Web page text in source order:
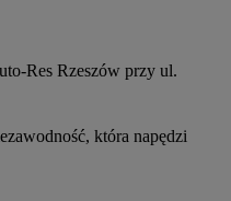
Res Rzeszów przy ul.
która napędzi